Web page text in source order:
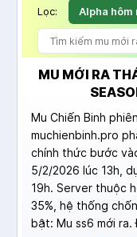
Lọc: Alpha hôm
MU MỚI RA
Mu Chiến Binh
muchienbinh.pro
chính thức bước
5/2/2026 lúc 13h,
19h. Server thuộc
35%, hệ thống
bật: Mu ss6 mới